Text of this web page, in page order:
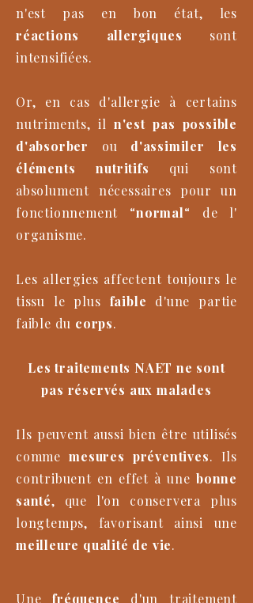
n'est pas en bon état, les
réactions allergiques sont
intensifiées.
Or, en cas d'allergie à certains
nutriments, il n'est pas possible
d'absorber ou d'assimiler les
éléments nutritifs qui sont
absolument nécessaires pour un
fonctionnement “normal“ de l'
organisme.
Les allergies affectent toujours le
tissu le plus faible d'une partie
faible du corps.
Les traitements NAET ne sont
pas réservés aux malades
Ils peuvent aussi bien être utilisés
commemesures préventives. Ils
contribuent en effet à une bonne
santé, que l'on conservera plus
longtemps, favorisant ainsi une
meilleure qualité de vie.
Unefréquence d'un traitement